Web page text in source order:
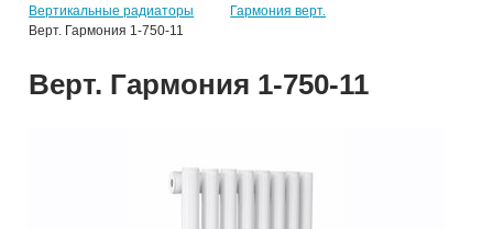
Вертикальные радиаторы
Гармония верт.
Верт. Гармония 1-750-11
Верт. Гармония 1-750-11